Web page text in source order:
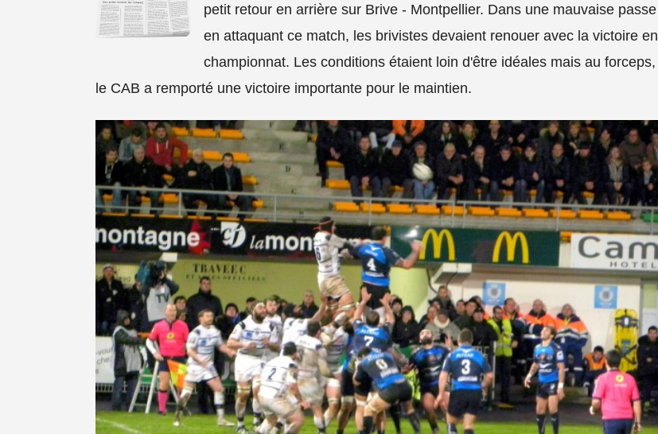
petit retour en arrière sur Brive - Montpellier. Dans une mauvaise passe
en attaquant ce match, les brivistes devaient renouer avec la victoire en
championnat. Les conditions étaient loin d'être idéales mais au forceps,
le CAB a remporté une victoire importante pour le maintien.